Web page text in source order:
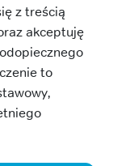
z treścią
akceptuję
to